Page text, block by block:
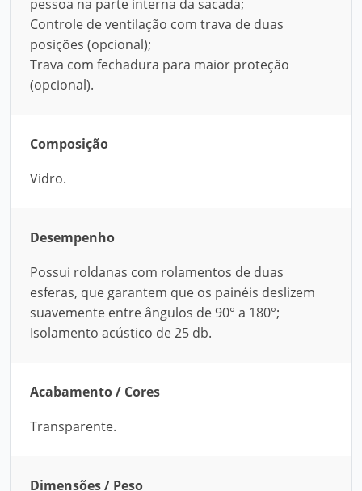
pessoa na parte interna da sacada;
Controle de ventilação com trava de duas
posições (opcional);
Trava com fechadura para maior proteção
(opcional).
Composição
Vidro.
Desempenho
Possui roldanas com rolamentos de duas
esferas, que garantem que os painéis deslizem
suavemente entre ângulos de 90° a 180°;
Isolamento acústico de 25 db.
Acabamento / Cores
Transparente.
Dimensões / Peso